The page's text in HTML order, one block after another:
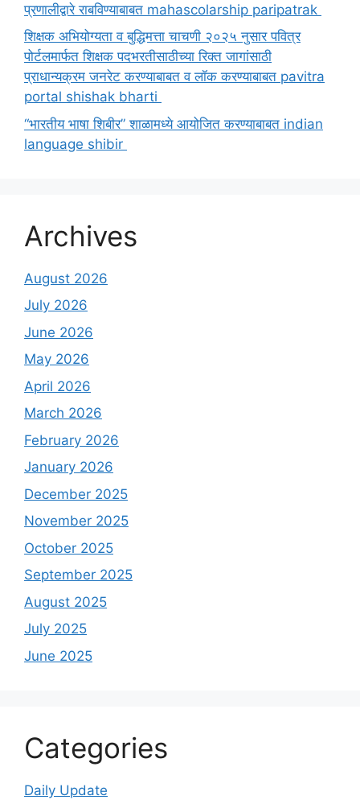
प्रणालीद्वारे राबविण्याबाबत mahascolarship paripatrak
शिक्षक अभियोग्यता व बुद्धिमत्ता चाचणी २०२५ नुसार पवित्र
पोर्टलमार्फत शिक्षक पदभरतीसाठीच्या रिक्त जागांसाठी
प्राधान्यक्रम जनरेट करण्याबाबत व लॉक करण्याबाबत pavitra
portal shishak bharti
“भारतीय भाषा शिबीर” शाळामध्ये आयोजित करण्याबाबत indian
language shibir
Archives
August 2026
July 2026
June 2026
May 2026
April 2026
March 2026
February 2026
January 2026
December 2025
November 2025
October 2025
September 2025
August 2025
July 2025
June 2025
Categories
Daily Update